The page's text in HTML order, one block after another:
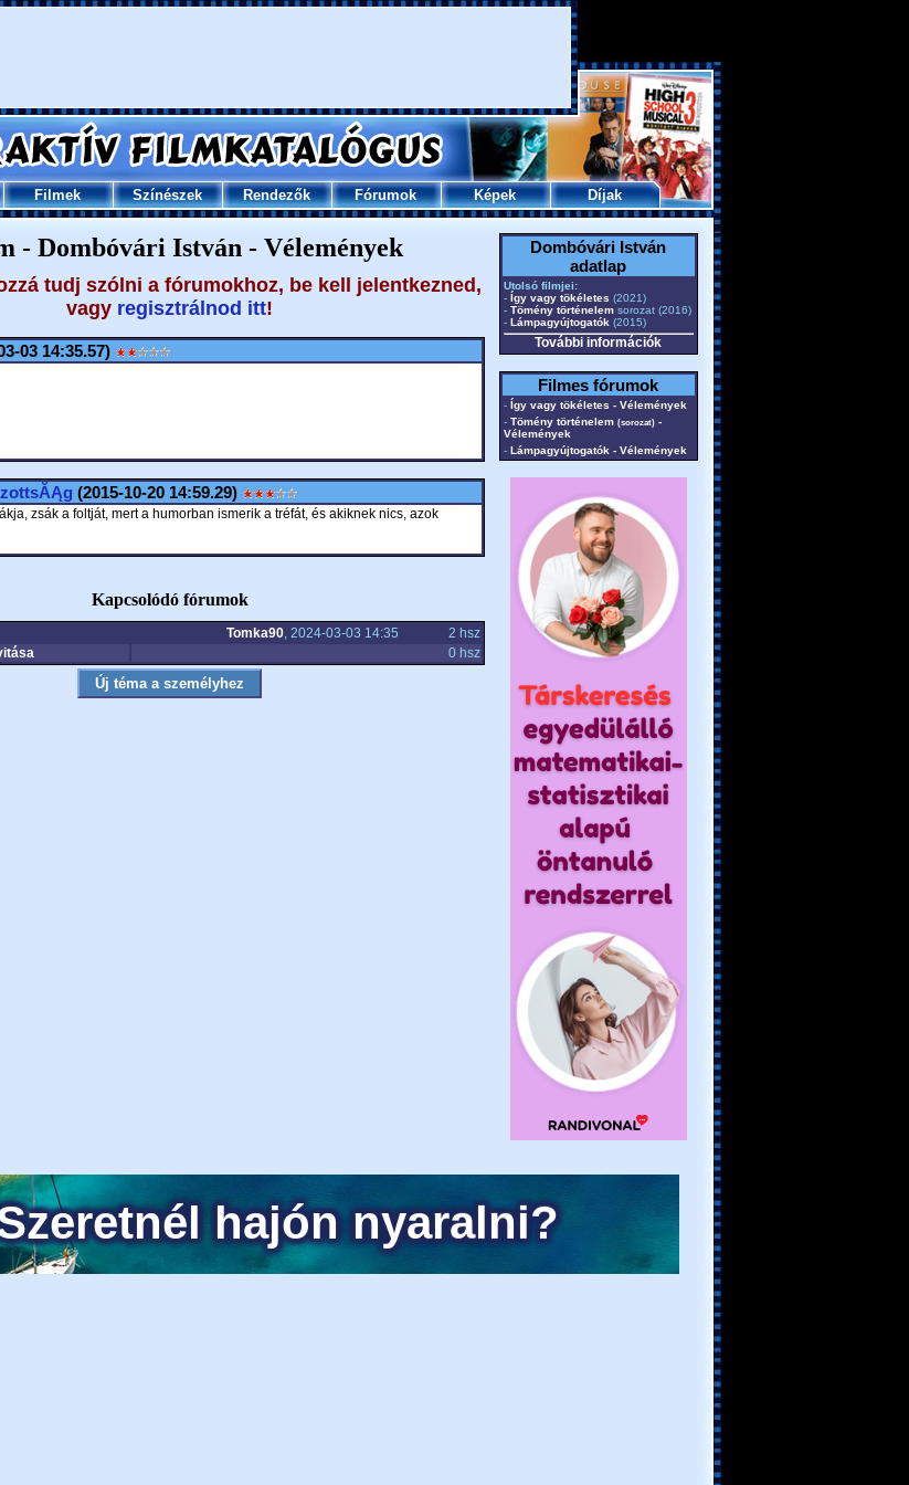
Filmek Színészek Rendezők Fórumok Képek Díjak
- Dombóvári István - Vélemények
tudj szólni a fórumokhoz, be kell jelentkezned,
vagy regisztrálnod itt!
03 14:35.57)
(2015-10-20 14:59.29)
zsák a foltját, mert a humorban ismerik a tréfát, és akiknek nics, azok
Kapcsolódó fórumok
Tomka90, 2024-03-03 14:35
2 hsz
0 hsz
Dombóvári István
adatlap
Utolsó filmjei:
- Így vagy tökéletes (2021)
- Tömény történelemsorozat (2016)
- Lámpagyújtogatók (2015)
További információk
Filmes fórumok
- Így vagy tökéletes - Vélemények
- Tömény történelem (sorozat)-
Vélemények
- Lámpagyújtogatók - Vélemények